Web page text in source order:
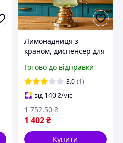
Лимонадниця з
краном, диспенсер для
дозатором, скляний
лимонадник на
підставці 2 л
Готово до відправки
3.0 (1)
від 140₴/міс
1 402₴
1 752.50 ₴
Купити